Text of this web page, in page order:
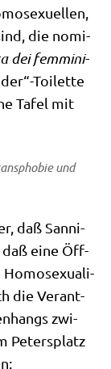
die nomi­
dei femmi­ni­
Toilette
Tafel mit
und
daß San­ni­
eine Öff­
Homo­se­xua­li­
die Ver­ant­
zwi­
Peters­platz